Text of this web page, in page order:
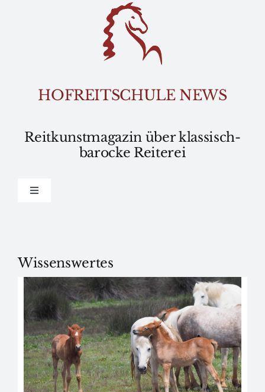
HOFREITSCHULE NEWS
Reitkunstmagazin über klassisch-
barocke Reiterei
Toggle
Wissen
BfkbR
Markt
Termine
Wissenswertes